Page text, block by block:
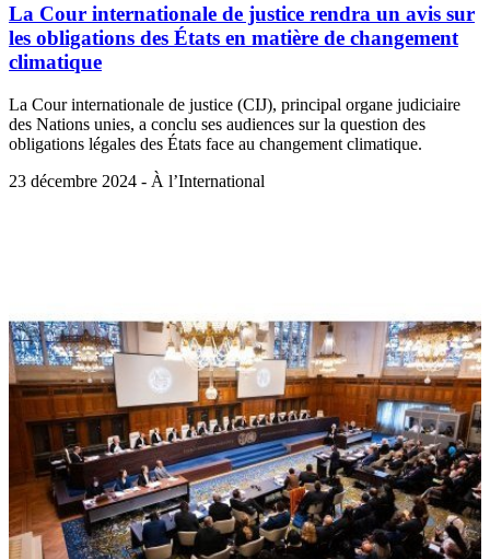
La Cour internationale de justice rendra un avis sur
les obligations des États en matière de changement
climatique
La Cour internationale de justice (CIJ), principal organe judiciaire
des Nations unies, a conclu ses audiences sur la question des
obligations légales des États face au changement climatique.
23 décembre 2024 - À l’International